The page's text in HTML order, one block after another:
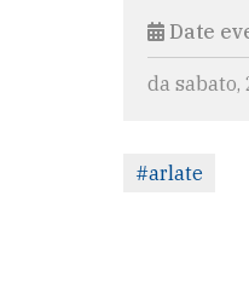
Date
da
#arlate